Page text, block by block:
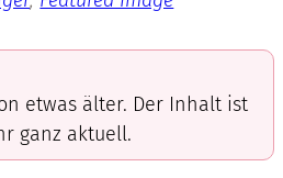
etwas älter. Der Inhalt ist
ganz aktuell.